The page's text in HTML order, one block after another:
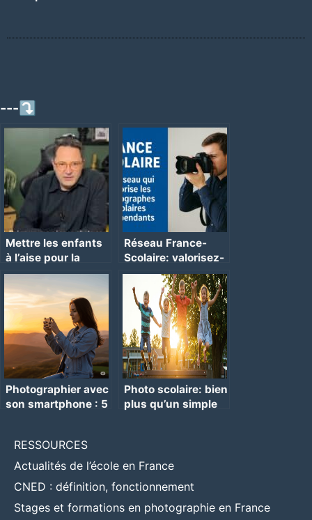
---⤵
Mettre les enfants
à l’aise pour la
photo-scolaire
Réseau France-
Scolaire: valorisez-
vous !
Photographier avec
son smartphone : 5
Photo scolaire: bien
plus qu’un simple
RESSOURCES
Actualités de l’école en France
CNED : définition, fonctionnement
Stages et formations en photographie en France